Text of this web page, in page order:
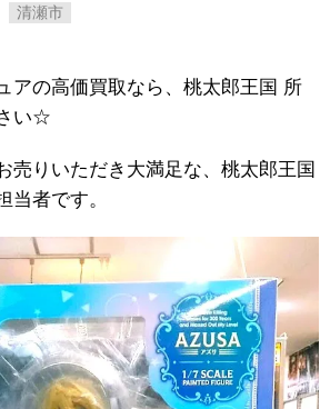
清瀬市
アの高価買取なら、桃太郎王国 所
い☆
売りいただき大満足な、桃太郎王国
当者です。